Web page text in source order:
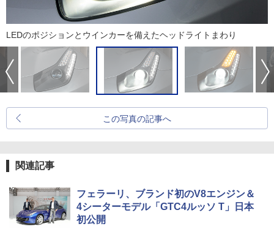
LEDのポジションとウインカーを備えたヘッドライトまわり
この写真の記事へ
関連記事
フェラーリ、ブランド初のV8エンジン＆
4シーターモデル「GTC4ルッソ T」日本
初公開